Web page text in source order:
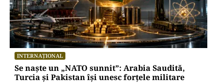
INTERNAȚIONAL
Se naște un „NATO sunnit”: Arabia Saudită,
Turcia și Pakistan își unesc forțele militare